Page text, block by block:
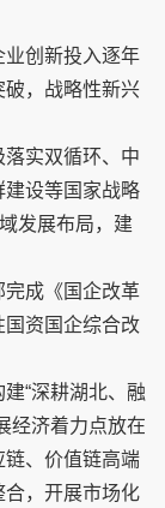
业创新投入逐年
，战略性新兴
实双循环、中
设等国家战略
发展布局，建
完成《国企改革
国资国企综合改
“深耕湖北、融
经济着力点放在
链、价值链高端
，开展市场化